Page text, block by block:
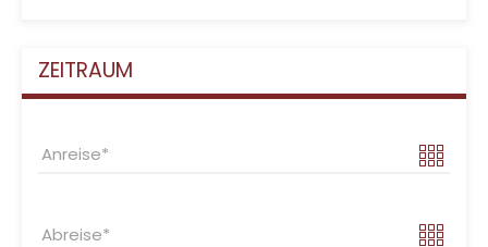
ZEITRAUM
Anreise
Abreise